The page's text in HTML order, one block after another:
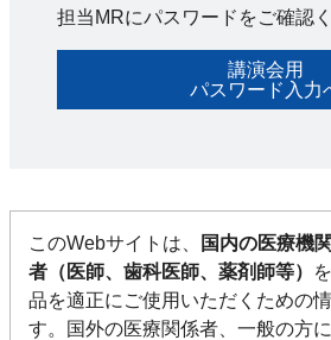
担当MRにパスワードをご確認く
講演会用
パスワード入力
このWebサイトは、
国内の医療機
者（医師、歯科医師、薬剤師等）
品を適正にご使用いただくための
す。国外の医療関係者、一般の方